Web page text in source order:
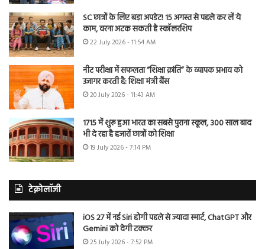
SC छात्रों के लिए बड़ा अपडेट! 15 अगस्त से पहले कर लें ये
काम, वरना अटक सकती है स्कॉलरशिप
22 July 2026 - 11:54 AM
नीट परीक्षा में सफलता “शिक्षा क्रांति” के व्यापक प्रभाव को
उजागर करती है: शिक्षा मंत्री बैंस
20 July 2026 - 11:43 AM
1715 में शुरू हुआ भारत का सबसे पुराना स्कूल, 300 साल बाद
भी दे रहा है हजारों छात्रों को शिक्षा
19 July 2026 - 7:14 PM
टेक्नोलॉजी
iOS 27 में नई Siri होगी पहले से ज्यादा स्मार्ट, ChatGPT और
Gemini को देगी टक्कर
25 July 2026 - 7:52 PM